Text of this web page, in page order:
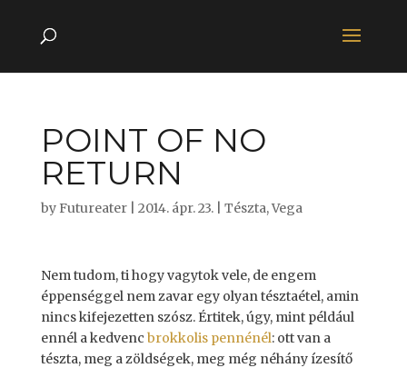
POINT OF NO
RETURN
by Futureater| 2014. ápr. 23.| Tészta,Vega
Nem tudom, ti hogy vagytok vele, de engem
éppenséggel nem zavar egy olyan tésztaétel, amin
nincs kifejezetten szósz. Értitek, úgy, mint például
ennél a kedvenc brokkolis pennénél: ott van a
tészta, meg a zöldségek, meg még néhány ízesítő